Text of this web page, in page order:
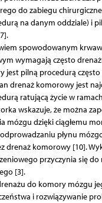
do zabiegu
na danym oddziale) i
spowodowanym
wymagają często
jest pilną procedurą często
drenaż komorowy jest
ratującą życie w
wskazuje, że można
mózgu dzięki ciągłemu
płynu
drenaż komorowy [10].
przyczynia się do
[3].
do komory mózgu
i rozwiązywanie